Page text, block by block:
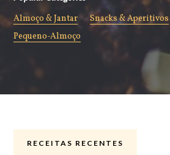
Almoço & Jantar Snacks & Aperitivos
Pequeno-Almoço
RECEITAS RECENTES